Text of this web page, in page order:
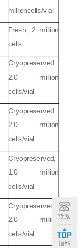
millioncells/vial
Fresh, 2 million
cells
Cryopreserved,
2.0 million
cells/vial
Cryopreserved,
2.0 million
cells/vial
Cryopreserved,
1.0 million
cells/vial
Cryopreserved,
2.0 million
cells/vial
联系
顶部